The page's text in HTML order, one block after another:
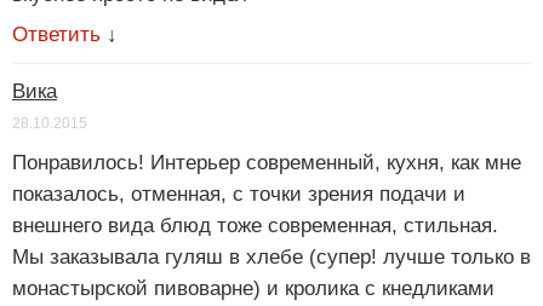
Ответить ↓
Вика
28.10.2015
Понравилось! Интерьер современный, кухня, как мне
показалось, отменная, с точки зрения подачи и
внешнего вида блюд тоже современная, стильная.
Мы заказывала гуляш в хлебе (супер! лучше только в
монастырской пивоварне) и кролика с кнедликами